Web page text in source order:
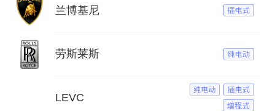
兰博基尼
劳斯莱斯
LEVC